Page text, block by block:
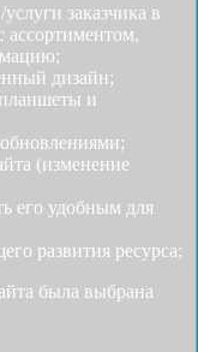
заказчика в
ассортиментом,
дизайн;
и
(изменение
его удобным для
развития ресурса;
была выбрана